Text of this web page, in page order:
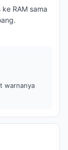
RAM sama
warnanya